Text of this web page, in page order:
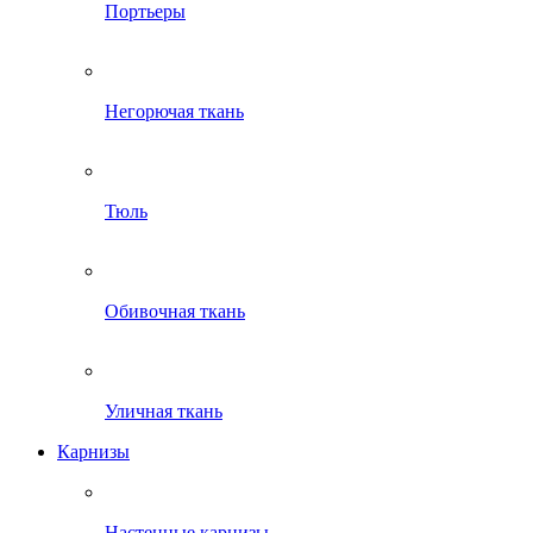
Портьеры
Негорючая ткань
Тюль
Обивочная ткань
Уличная ткань
Карнизы